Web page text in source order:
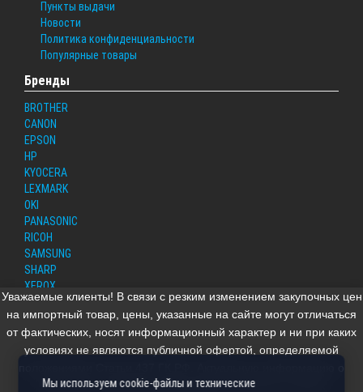
Пункты выдачи
Новости
Политика конфиденциальности
Популярные товары
Бренды
BROTHER
CANON
EPSON
HP
KYOCERA
LEXMARK
OKI
PANASONIC
RICOH
SAMSUNG
SHARP
XEROX
TOSHIBA
ДАННЫЙ ИНТЕРНЕТ-САЙТ НОСИТ ИСКЛЮЧИТЕЛЬНО ИНФОРМАЦИОННЫЙ ХАРАКТЕР И НИ ПРИ
СТАТЬИ 437 (2) ГРАЖДАНСКОГО КОДЕКСА РОССИЙСКОЙ ФЕДЕРАЦИИ. УПОМИНАЕМЫЕ НА
Мы используем cookie-файлы и технические
Уважаемые клиенты! В связи с резким изменением закупочных цен
на импортный товар, цены, указанные на сайте могут отличаться
от фактических, носят информационный характер и ни при каких
условиях не являются публичной офертой, определяемой
стоимости и наличии товара можно получить у наших